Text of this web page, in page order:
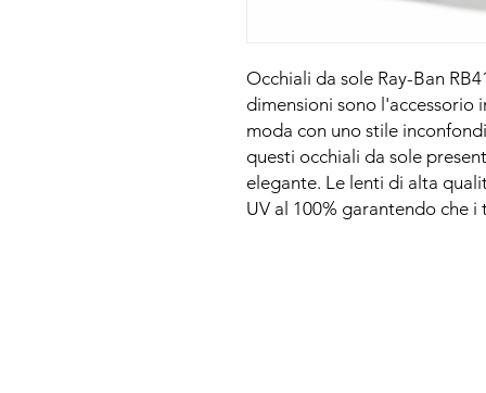
Occhiali da sole Ray-Ban
dimensioni sono l'accessorio
moda con uno stile
questi occhiali da sole
elegante. Le lenti di alta
UV al 100% garantendo che